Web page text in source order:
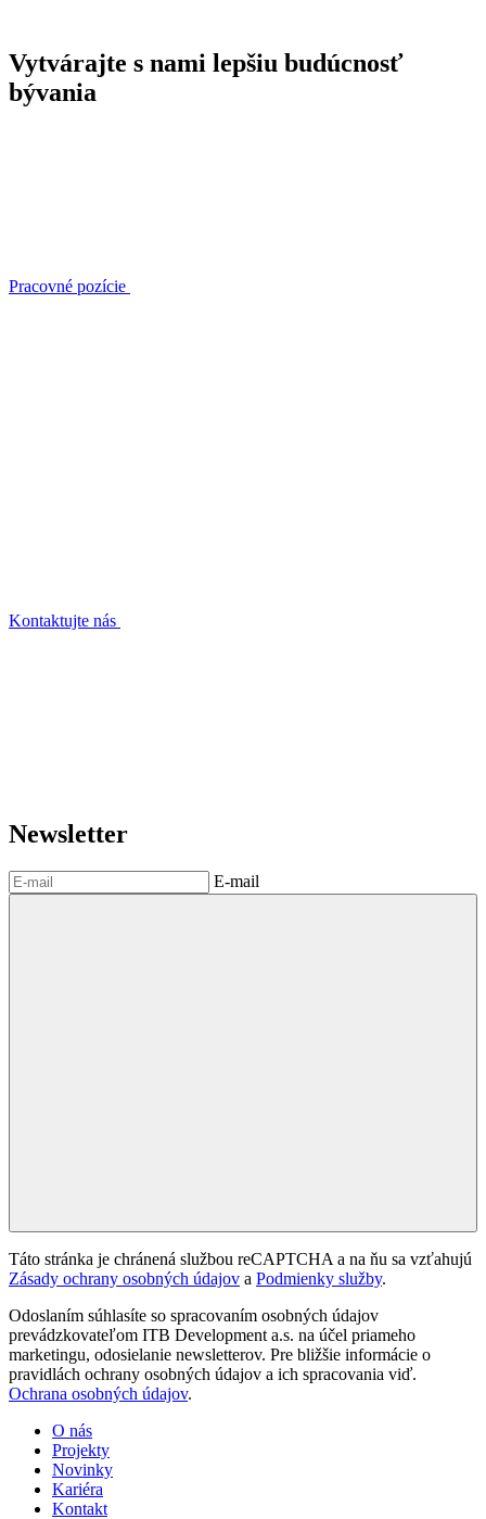
Vytvárajte s nami lepšiu budúcnosť
bývania
Pracovné pozície
Kontaktujte nás
Newsletter
E-mail
Táto stránka je chránená službou reCAPTCHA a na ňu sa vzťahujú
Zásady ochrany osobných údajov a Podmienky služby.
Odoslaním súhlasíte so spracovaním osobných údajov
prevádzkovateľom ITB Development a.s. na účel priameho
marketingu, odosielanie newsletterov. Pre bližšie informácie o
pravidlách ochrany osobných údajov a ich spracovania viď.
Ochrana osobných údajov.
O nás
Projekty
Novinky
Kariéra
Kontakt